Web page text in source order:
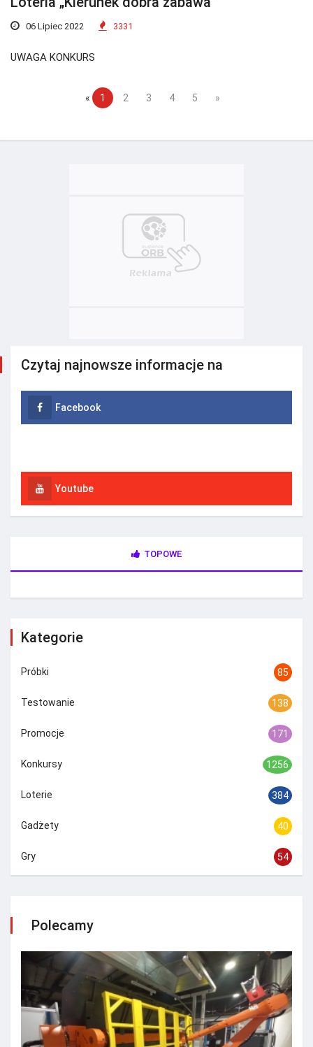
06 Lipiec 2022 3331
UWAGA KONKURS
« 1 2 3 4 5 »
Czytaj najnowsze informacje na
Facebook
Youtube
TOPOWE
Kategorie
Próbki 85
Testowanie 138
Promocje 171
Konkursy 1256
Loterie 384
Gadżety 40
Gry 54
Polecamy